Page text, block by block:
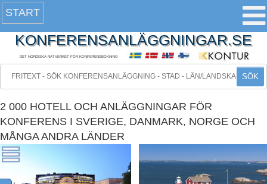
START
KONFERENSANLÄGGNINGAR.SE
DET NORDISKA NÄTVERKET FÖR KONFERENSBOKNING
SÖK
2 000 HOTELL OCH ANLÄGGNINGAR FÖR
KONFERENS I SVERIGE, DANMARK, NORGE OCH
MÅNGA ANDRA LÄNDER